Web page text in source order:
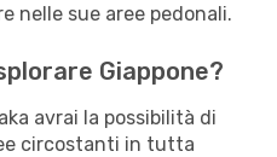
nelle sue aree pedonali.
Giappone?
avrai la possibilità di
circostanti in tutta